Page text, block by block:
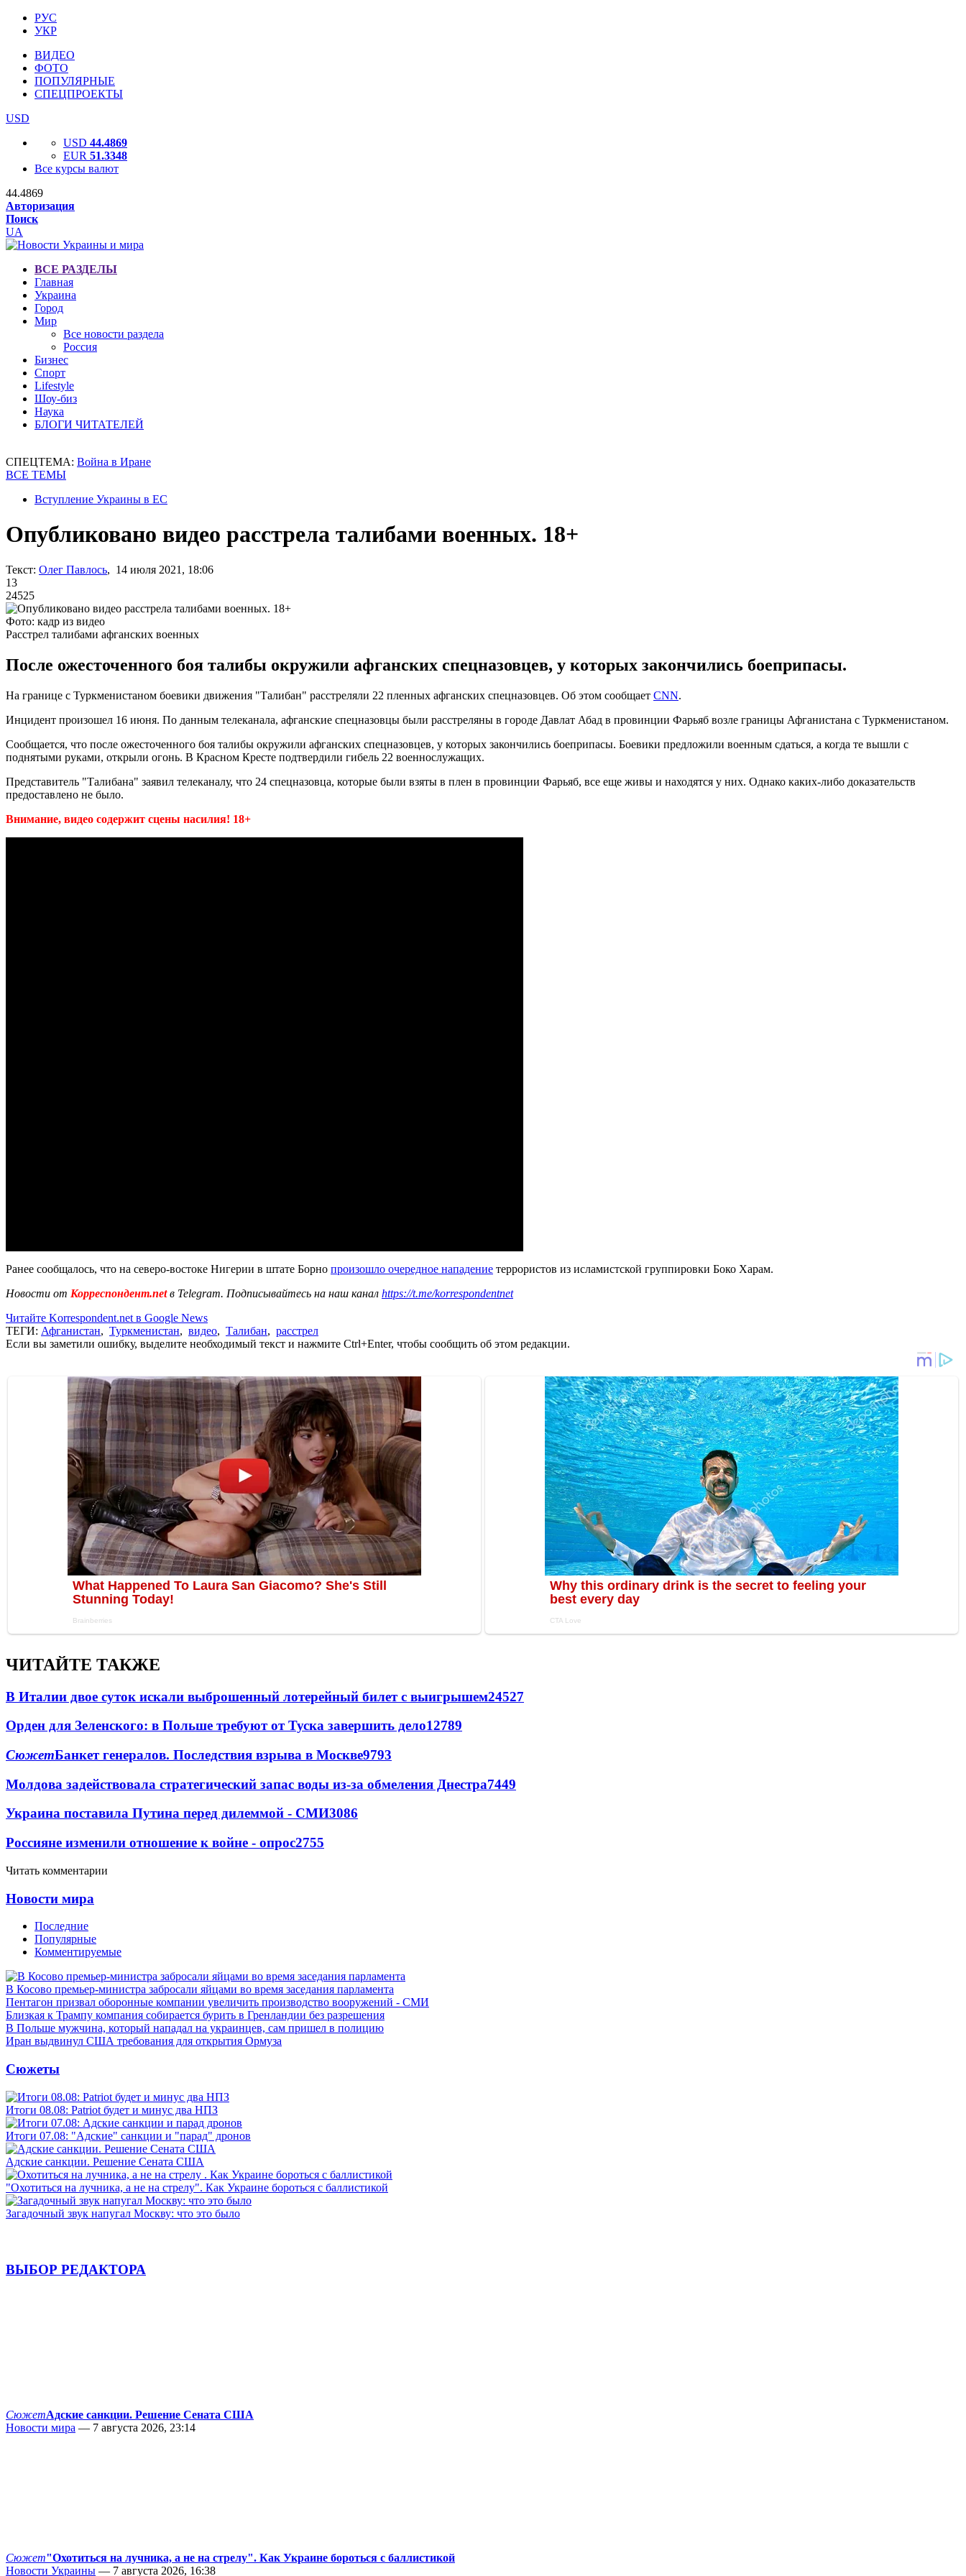
РУС
УКР
ВИДЕО
ФОТО
ПОПУЛЯРНЫЕ
СПЕЦПРОЕКТЫ
USD
USD 44.4869
EUR 51.3348
Все курсы валют
44.4869
Авторизация
Поиск
UA
ВСЕ РАЗДЕЛЫ
Главная
Украина
Город
Мир
Все новости раздела
Россия
Бизнес
Спорт
Lifestyle
Шоу-биз
Наука
БЛОГИ ЧИТАТЕЛЕЙ
СПЕЦТЕМА: Война в Иране
ВСЕ ТЕМЫ
Вступление Украины в ЕС
Опубликовано видео расстрела талибами военных. 18+
Текст: Олег Павлось, 14 июля 2021, 18:06
13
24525
Фото: кадр из видео
Расстрел талибами афганских военных
После ожесточенного боя талибы окружили афганских спецназовцев, у которых закончились боеприпасы.
На границе с Туркменистаном боевики движения "Талибан" расстреляли 22 пленных афганских спецназовцев. Об этом сообщает CNN.
Инцидент произошел 16 июня. По данным телеканала, афганские спецназовцы были расстреляны в городе Давлат Абад в провинции Фарьяб возле границы Афганистана с Туркменистаном.
Сообщается, что после ожесточенного боя талибы окружили афганских спецназовцев, у которых закончились боеприпасы. Боевики предложили военным сдаться, а когда те вышли с
поднятыми руками, открыли огонь. В Красном Кресте подтвердили гибель 22 военнослужащих.
Представитель "Талибана" заявил телеканалу, что 24 спецназовца, которые были взяты в плен в провинции Фарьяб, все еще живы и находятся у них. Однако каких-либо доказательств
предоставлено не было.
Внимание, видео содержит сцены насилия! 18+
Ранее сообщалось, что на северо-востоке Нигерии в штате Борно произошло очередное нападение террористов из исламистской группировки Боко Харам.
Новости от Корреспондент.netв Telegram. Подписывайтесь на наш канал https://t.me/korrespondentnet
Читайте Korrespondent.net в Google News
ТЕГИ: Афганистан, Туркменистан, видео, Талибан, расстрел
Если вы заметили ошибку, выделите необходимый текст и нажмите Ctrl+Enter, чтобы сообщить об этом редакции.
ЧИТАЙТЕ ТАКЖЕ
В Италии двое суток искали выброшенный лотерейный билет с выигрышем24527
Орден для Зеленского: в Польше требуют от Туска завершить дело12789
СюжетБанкет генералов. Последствия взрыва в Москве9793
Молдова задействовала стратегический запас воды из-за обмеления Днестра7449
Украина поставила Путина перед дилеммой - СМИ3086
Россияне изменили отношение к войне - опрос2755
Читать комментарии
Новости мира
Последние
Популярные
Комментируемые
В Косово премьер-министра забросали яйцами во время заседания парламента
Пентагон призвал оборонные компании увеличить производство вооружений - СМИ
Близкая к Трампу компания собирается бурить в Гренландии без разрешения
В Польше мужчина, который нападал на украинцев, сам пришел в полицию
Иран выдвинул США требования для открытия Ормуза
Сюжеты
Итоги 08.08: Patriot будет и минус два НПЗ
Итоги 07.08: "Адские" санкции и "парад" дронов
Адские санкции. Решение Сената США
"Охотиться на лучника, а не на стрелу". Как Украине бороться с баллистикой
Загадочный звук напугал Москву: что это было
ВЫБОР РЕДАКТОРА
СюжетАдские санкции. Решение Сената США
Новости мира — 7 августа 2026, 23:14
Сюжет"Охотиться на лучника, а не на стрелу". Как Украине бороться с баллистикой
Новости Украины — 7 августа 2026, 16:38